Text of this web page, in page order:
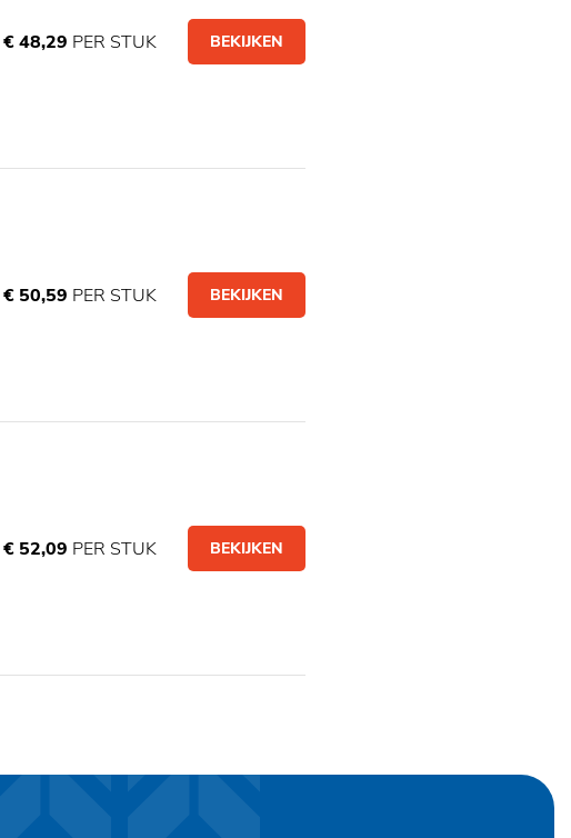
€ 48,29 PER STUK BEKIJKEN
€ 50,59 PER STUK BEKIJKEN
€ 52,09 PER STUK BEKIJKEN